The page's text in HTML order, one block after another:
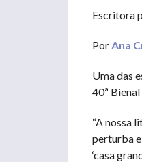
Escritora
Por Ana
Uma das
40ª
“A nossa
perturba e
‘casa